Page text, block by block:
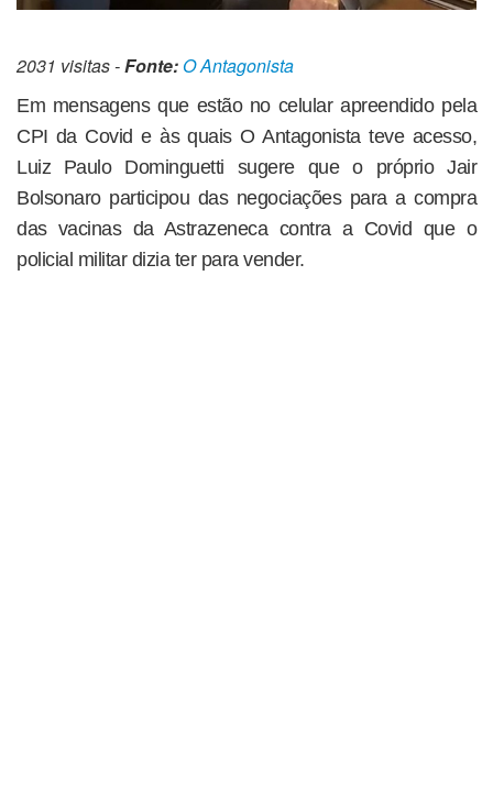
2031 visitas -Fonte:O Antagonista
Em mensagens que estão no celular apreendido pela
CPI da Covid e às quais O Antagonista teve acesso,
Luiz Paulo Dominguetti sugere que o próprio Jair
Bolsonaro participou das negociações para a compra
das vacinas da Astrazeneca contra a Covid que o
policial militar dizia ter para vender.